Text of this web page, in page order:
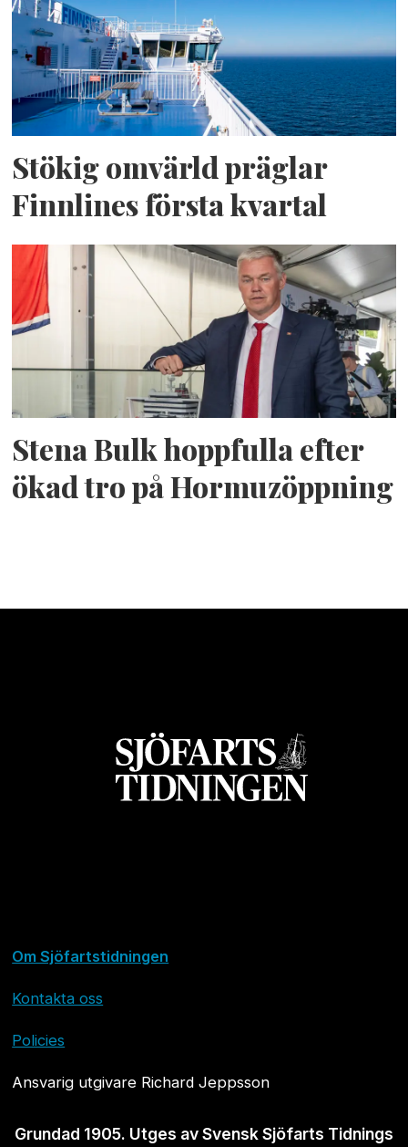
Stökig omvärld präglar
Finnlines första kvartal
Stena Bulk hoppfulla efter
ökad tro på Hormuzöppning
Om Sjöfartstidningen
Kontakta oss
Policies
Ansvarig utgivare Richard Jeppsson
Grundad 1905. Utges av Svensk Sjöfarts Tidnings